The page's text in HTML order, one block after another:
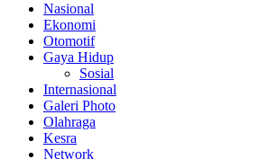
Nasional
Ekonomi
Otomotif
Gaya Hidup
Sosial
Internasional
Galeri Photo
Olahraga
Kesra
Network